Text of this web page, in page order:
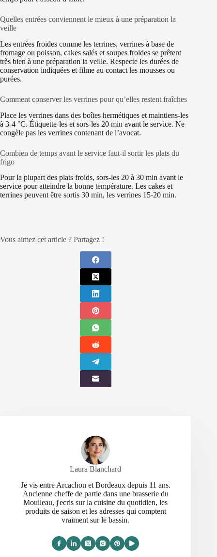
Quelles entrées conviennent le mieux à une préparation la
veille
Les entrées froides comme les terrines, verrines à base de
fromage ou poisson, cakes salés et soupes froides se prêtent
très bien à une préparation la veille. Respecte les durées de
conservation indiquées et filme au contact les mousses ou
purées.
Comment conserver les verrines pour qu’elles restent fraîches
Place les verrines dans des boîtes hermétiques et maintiens-les
à 3-4 °C. Étiquette-les et sors-les 20 min avant le service. Ne
congèle pas les verrines contenant de l’avocat.
Combien de temps avant le service faut-il sortir les plats du
frigo
Pour la plupart des plats froids, sors-les 20 à 30 min avant le
service pour atteindre la bonne température. Les cakes et
terrines peuvent être sortis 30 min, les verrines 15-20 min.
Vous aimez cet article ? Partagez !
Laura Blanchard
Je vis entre Arcachon et Bordeaux depuis 11 ans.
Ancienne cheffe de partie dans une brasserie du
Moulleau, j'ecris sur la cuisine du quotidien, les
produits de saison et les adresses qui comptent
vraiment sur le bassin.